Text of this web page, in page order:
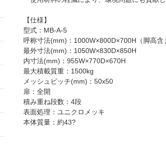
【仕様】
型式：MB-A-5
呼称寸法(mm)：1000W×800D×700H（脚高含
最外寸法(mm)：1050W×830D×850H
内寸法(mm)：955W×770D×670H
最大積載質重：1500kg
メッシュピッチ(mm)：50x50
扉：全開
積み重ね段数：4段
表面処理：ユニクロメッキ
本体質量：約43?
ご希望のフレコンバッグの仕様を選択